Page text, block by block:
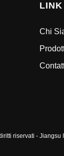
Chi
riservati -